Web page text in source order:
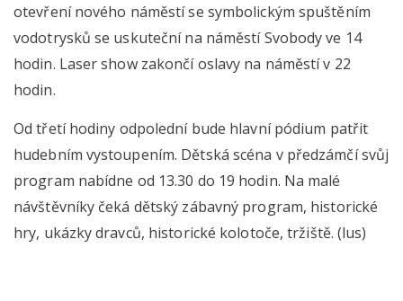
otevření nového náměstí se symbolickým spuštěním
vodotrysků se uskuteční na náměstí Svobody ve 14
hodin. Laser show zakončí oslavy na náměstí v 22
hodin.
Od třetí hodiny odpolední bude hlavní pódium patřit
hudebním vystoupením. Dětská scéna v předzámčí svůj
program nabídne od 13.30 do 19 hodin. Na malé
návštěvníky čeká dětský zábavný program, historické
hry, ukázky dravců, historické kolotoče, tržiště. (lus)